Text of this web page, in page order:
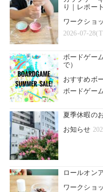
り｜レポート
ワークショ
2026-07-
ボードゲー
で）
おすすめボ
ボードゲー
夏季休暇の
お知らせ
ロールオン
ワークショ